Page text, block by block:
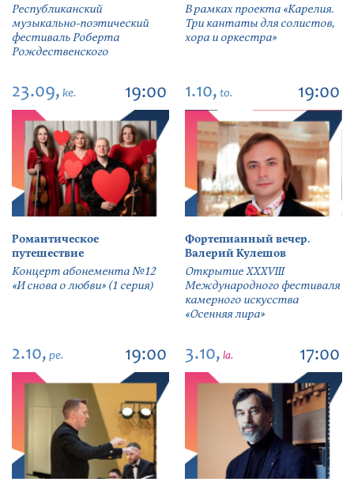
Республиканский
музыкально-поэтический
фестиваль Роберта
Рождественского
В рамках проекта «Карелия.
Три кантаты для солистов,
хора и оркестра»
23.09, ke. 19:00
Романтическое
путешествие
Концерт абонемента №12
«И снова о любви» (1 серия)
1.10, to. 19:00
Фортепианный вечер.
Валерий Кулешов
Открытие ХХХVIII
Международного фестиваля
камерного искусства
«Осенняя лира»
2.10, pe. 19:00 3.10, la. 17:00